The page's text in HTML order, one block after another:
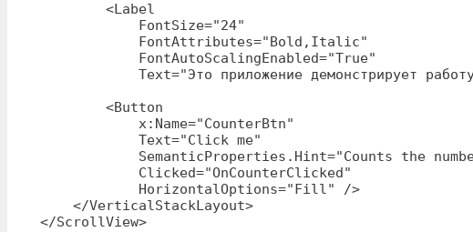
            <Label
                FontSize="24"
                FontAttributes="Bold,Italic"
                FontAutoScalingEnabled="True"
Text="Это приложение демонстрирует
            <Button
                x:Name="CounterBtn"
                Text="Click me"
SemanticProperties.Hint="Counts the
                Clicked="OnCounterClicked"
                HorizontalOptions="Fill" />
        </VerticalStackLayout>
    </ScrollView>